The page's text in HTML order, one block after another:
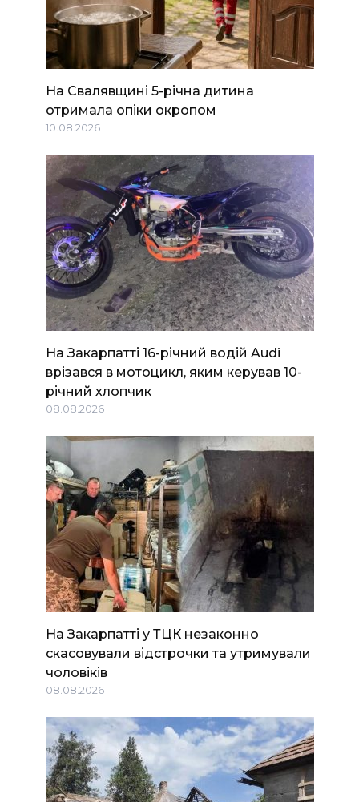
На Свалявщині 5-річна дитина
отримала опіки окропом
10.08.2026
На Закарпатті 16-річний водій Audi
врізався в мотоцикл, яким керував 10-
річний хлопчик
08.08.2026
На Закарпатті у ТЦК незаконно
скасовували відстрочки та утримували
чоловіків
08.08.2026